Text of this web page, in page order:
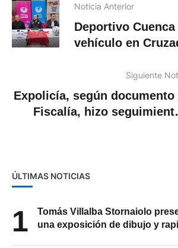
Noticia Anterior
Deportivo
vehículo en
Siguiente
Expolicía, según documento
Fiscalía, hizo seguimiento
ÚLTIMAS NOTICIAS
1
Tomás Villalba Stornaiolo
una exposición de dibujo y